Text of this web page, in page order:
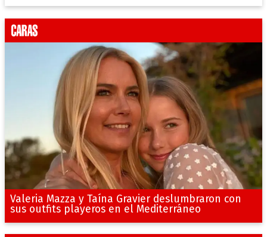
Valeria Mazza y Taína Gravier deslumbraron con
sus outfits playeros en el Mediterráneo